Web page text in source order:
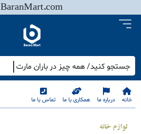
BaranMart.com
جستجو کنید/ همه چیز در باران مارت
خانه درباره ما همکاری با ما تماس با ما
لوازم خانه